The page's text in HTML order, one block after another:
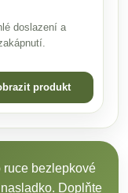
doslazení a
produkt
ruce bezlepkové
Doplňte